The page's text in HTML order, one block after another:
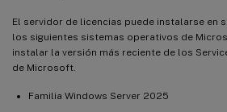
El servidor de licencias puede instalarse en
los siguientes sistemas operativos de
instalar la versión más reciente de los
de Microsoft.
Familia Windows Server 2025